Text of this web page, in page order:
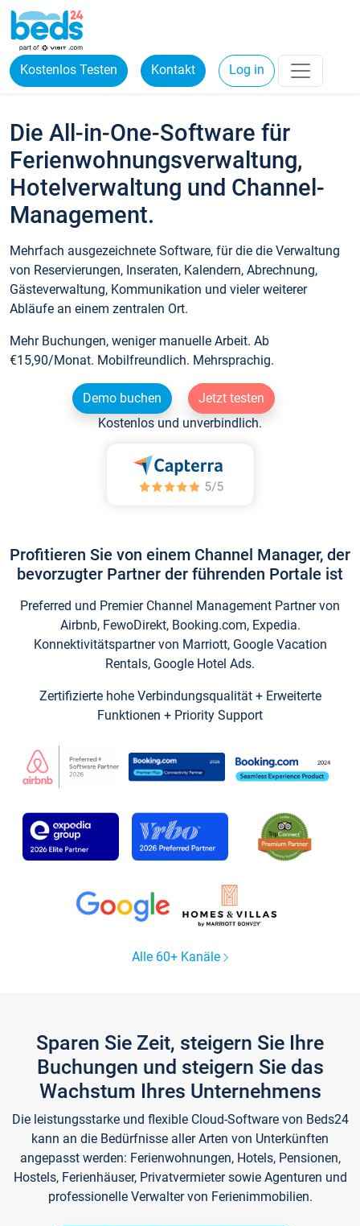
Kostenlos Testen Kontakt Log in
Die All-in-One-Software für
Ferienwohnungsverwaltung,
Hotelverwaltung und Channel-
Management.
Mehrfach ausgezeichnete Software, für die die Verwaltung
von Reservierungen, Inseraten, Kalendern, Abrechnung,
Gästeverwaltung, Kommunikation und vieler weiterer
Abläufe an einem zentralen Ort.
Mehr Buchungen, weniger manuelle Arbeit. Ab
€15,90/Monat. Mobilfreundlich. Mehrsprachig.
Demo buchen
Jetzt testen
Kostenlos und unverbindlich.
Profitieren Sie von einem Channel Manager, der
bevorzugter Partner der führenden Portale ist
Preferred und Premier Channel Management Partner von
Airbnb, FewoDirekt, Booking.com, Expedia.
Konnektivitätspartner von Marriott, Google Vacation
Rentals, Google Hotel Ads.
Zertifizierte hohe Verbindungsqualität + Erweiterte
Funktionen + Priority Support
Alle 60+ Kanäle
Sparen Sie Zeit, steigern Sie Ihre
Buchungen und steigern Sie das
Wachstum Ihres Unternehmens
Die leistungsstarke und flexible Cloud-Software von Beds24
kann an die Bedürfnisse aller Arten von Unterkünften
angepasst werden: Ferienwohnungen, Hotels, Pensionen,
Hostels, Ferienhäuser, Privatvermieter sowie Agenturen und
professionelle Verwalter von Ferienimmobilien.